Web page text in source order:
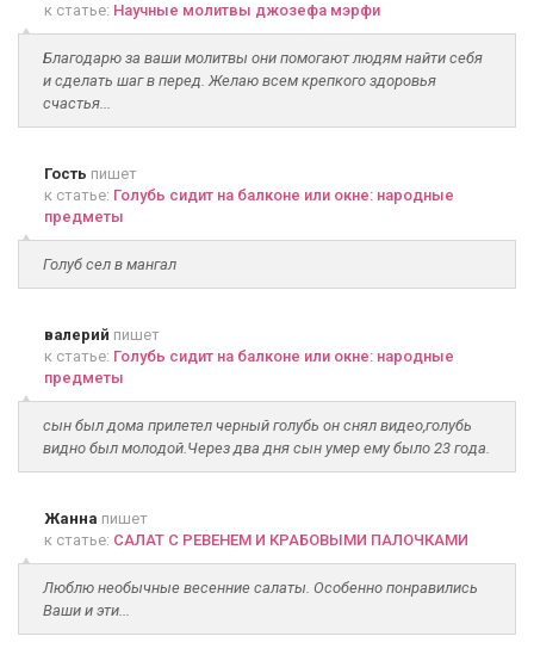
к статье: Научные молитвы джозефа мэрфи
Благодарю за ваши молитвы они помогают людям найти себя
и сделать шаг в перед. Желаю всем крепкого здоровья
счастья...
Гость пишет
к статье: Голубь сидит на балконе или окне: народные
предметы
Голуб сел в мангал
валерий пишет
к статье: Голубь сидит на балконе или окне: народные
предметы
сын был дома прилетел черный голубь он снял видео,голубь
видно был молодой.Через два дня сын умер ему было 23 года.
Жанна пишет
к статье: САЛАТ С РЕВЕНЕМ И КРАБОВЫМИ ПАЛОЧКАМИ
Люблю необычные весенние салаты. Особенно понравились
Ваши и эти...